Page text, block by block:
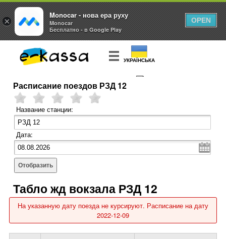
УКРАЇНСЬКА
КУПИТЬ
Расписание поездов РЗД 12
Название станции:
Дата:
Отобразить
Табло жд вокзала РЗД 12
На указанную дату поезда не курсируют. Расписание на дату
2022-12-09
×
Monocar - нова ера руху
Monocar
Бесплатно - в Google Play
OPEN